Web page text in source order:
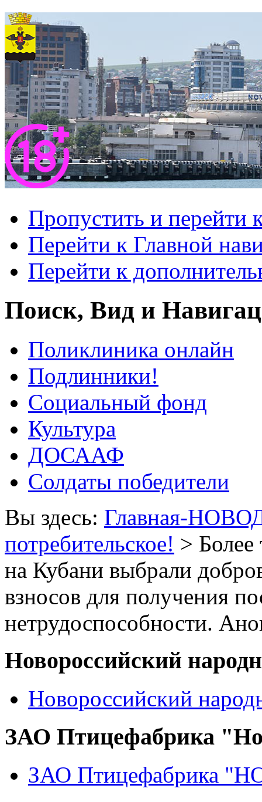
Пропустить и перейти
Перейти к Главной
Перейти к
Поиск, Вид и
Поликлиника онлайн
Подлинники!
Социальный фонд
Культура
ДОСААФ
Солдаты победители
Вы здесь: Главная-
потребительское! >
на Кубани выбрали
взносов для получения
нетрудоспособности.
Новороссийский
Новороссийский
ЗАО Птицефабрика
ЗАО Птицефабрика